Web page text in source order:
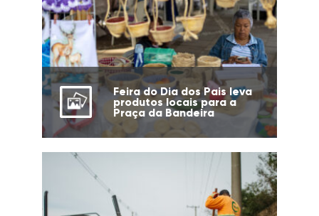
Feira do Dia dos Pais leva
produtos locais para a
Praça da Bandeira